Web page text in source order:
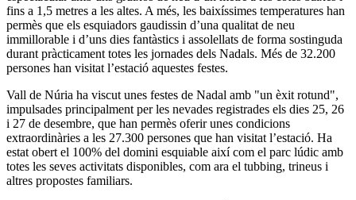
fins a 1,5 metres a les altes. A més, les baixíssimes temperatures han
permès que els esquiadors gaudissin d’una qualitat de neu
immillorable i d’uns dies fantàstics i assolellats de forma sostinguda
durant pràcticament totes les jornades dels Nadals. Més de 32.200
persones han visitat l’estació aquestes festes.
Vall de Núria ha viscut unes festes de Nadal amb "un èxit rotund",
impulsades principalment per les nevades registrades els dies 25, 26
i 27 de desembre, que han permès oferir unes condicions
extraordinàries a les 27.300 persones que han visitat l’estació. Ha
estat obert el 100% del domini esquiable així com el parc lúdic amb
totes les seves activitats disponibles, com ara el tubbing, trineus i
altres propostes familiars.